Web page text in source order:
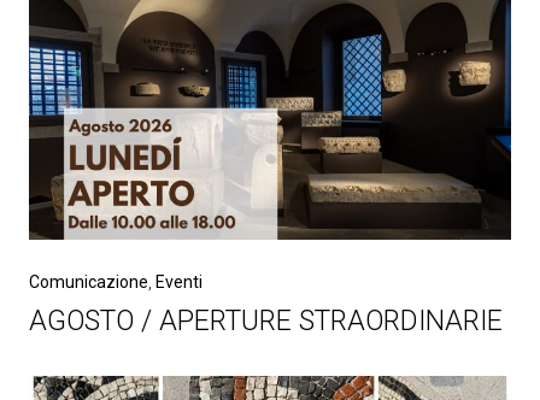
Comunicazione Eventi
AGOSTO / APERTURE STRAORDINARIE